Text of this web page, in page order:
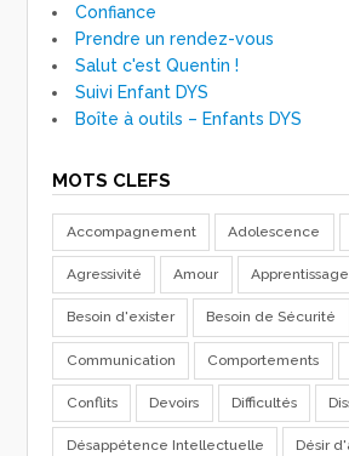
Confiance
Prendre un rendez-vous
Salut c'est Quentin !
Suivi Enfant DYS
Boîte à outils – Enfants DYS
MOTS CLEFS
Accompagnement Adolescence
Agressivité Amour Apprentissage
Besoin d'exister Besoin de Sécurité
Communication Comportements
Conflits Devoirs Difficultés
Désappétence Intellectuelle Désir